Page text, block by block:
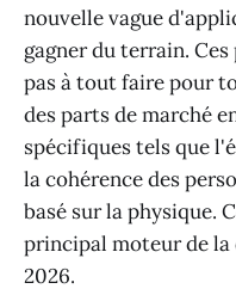
nouvelle vague
gagner du terrain.
pas à tout faire pour
des parts de marché
spécifiques tels que
la cohérence des
basé sur la physique.
principal moteur de la
2026.